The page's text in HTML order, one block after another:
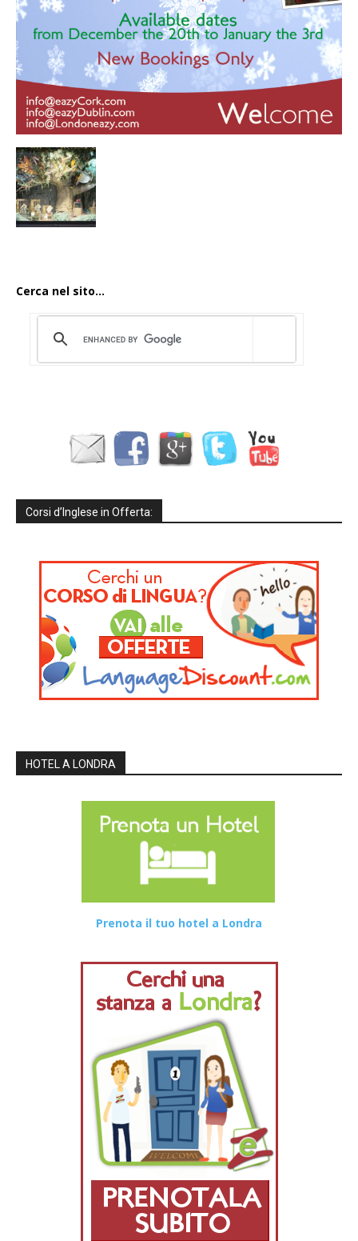
Cerca nel sito...
Corsi d’Inglese in Offerta:
HOTEL A LONDRA
Prenota il tuo hotel a Londra